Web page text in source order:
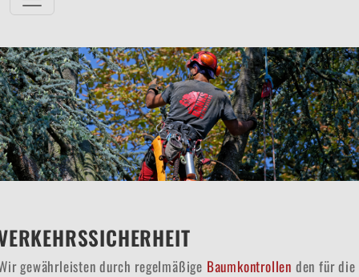
gewährleisten durch regelmäßige Baumkontrollen den für die